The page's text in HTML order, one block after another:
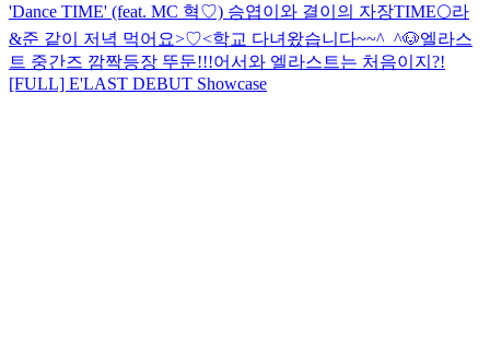
'Dance TIME' (feat. MC 혁♡) 승엽이와 결이의 자장TIME🌕라
&준 같이 저녁 먹어요>♡<학교 다녀왔습니다~~^_^🐶엘라스
트 중간즈 깜짝등장 뚜둔!!!어서와 엘라스트는 처음이지?!
[FULL] E'LAST DEBUT Showcase